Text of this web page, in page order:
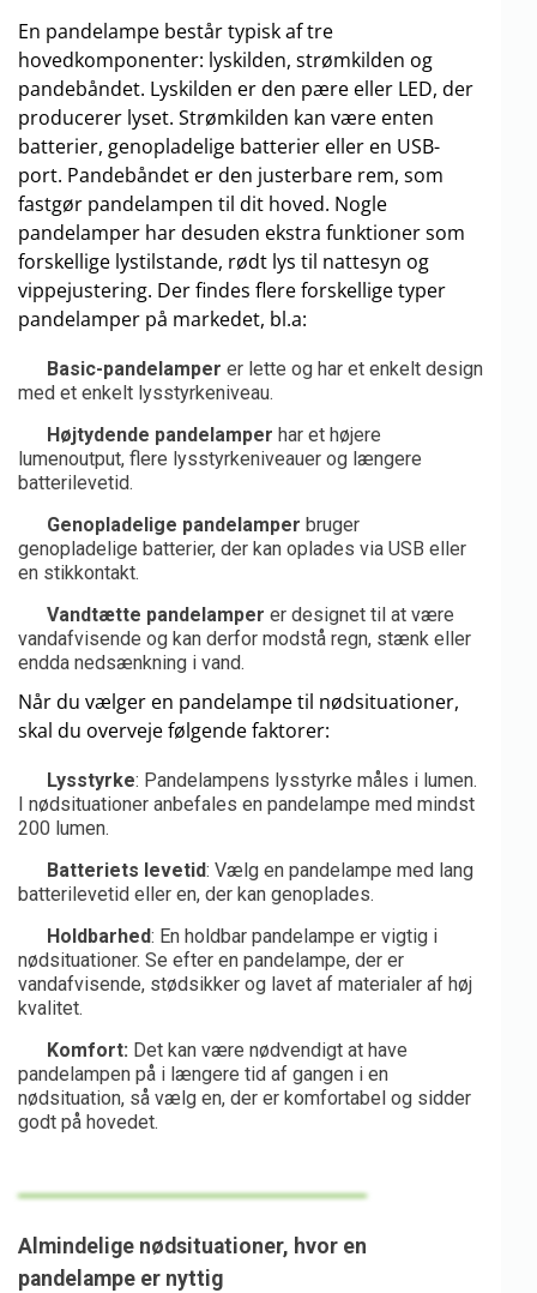
En pandelampe består typisk af tre
hovedkomponenter: lyskilden, strømkilden og
pandebåndet. Lyskilden er den pære eller LED, der
producerer lyset. Strømkilden kan være enten
batterier, genopladelige batterier eller en USB-
port. Pandebåndet er den justerbare rem, som
fastgør pandelampen til dit hoved. Nogle
pandelamper har desuden ekstra funktioner som
forskellige lystilstande, rødt lys til nattesyn og
vippejustering. Der findes flere forskellige typer
pandelamper på markedet, bl.a:
Basic-pandelamper er lette og har et enkelt design
med et enkelt lysstyrkeniveau.
Højtydende pandelamper har et højere
lumenoutput, flere lysstyrkeniveauer og længere
batterilevetid.
Genopladelige pandelamper bruger
genopladelige batterier, der kan oplades via USB eller
en stikkontakt.
Vandtætte pandelamper er designet til at være
vandafvisende og kan derfor modstå regn, stænk eller
endda nedsænkning i vand.
Når du vælger en pandelampe til nødsituationer,
skal du overveje følgende faktorer:
Lysstyrke: Pandelampens lysstyrke måles i lumen.
I nødsituationer anbefales en pandelampe med mindst
200 lumen.
Batteriets levetid: Vælg en pandelampe med lang
batterilevetid eller en, der kan genoplades.
Holdbarhed: En holdbar pandelampe er vigtig i
nødsituationer. Se efter en pandelampe, der er
vandafvisende, stødsikker og lavet af materialer af høj
kvalitet.
Komfort: Det kan være nødvendigt at have
pandelampen på i længere tid af gangen i en
nødsituation, så vælg en, der er komfortabel og sidder
godt på hovedet.
Almindelige nødsituationer, hvor en
pandelampe er nyttig